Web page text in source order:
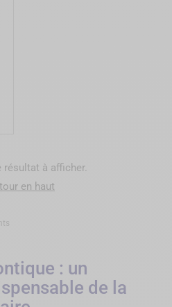
résultat à afficher.
en haut
: un
de la